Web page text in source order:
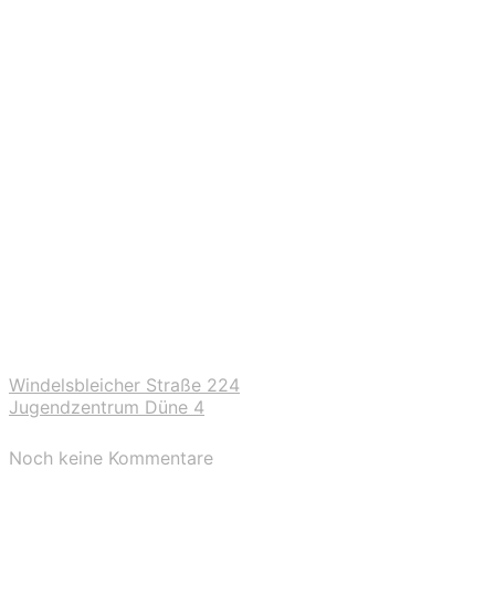
Windelsbleicher Straße 224
Jugendzentrum Düne 4
Noch keine Kommentare